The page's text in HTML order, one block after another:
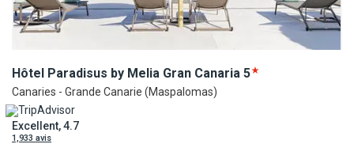
Hôtel Paradisus by Melia Gran Canaria 5
Canaries - Grande Canarie (Maspalomas)
Excellent, 4.7
1,933 avis